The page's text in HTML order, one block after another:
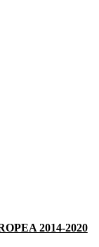
2014-2020